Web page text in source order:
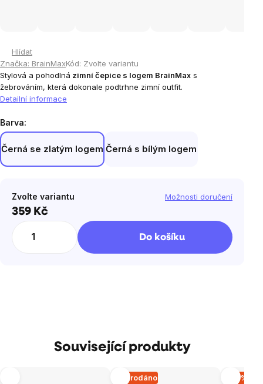
Hlídat
Značka: BrainMaxKód: Zvolte variantu
Stylová a pohodlná zimní čepice s logem BrainMax s
žebrováním, která dokonale podtrhne zimní outfit.
Detailní informace
Barva:
Černá se zlatým logem Černá s bílým logem
Zvolte variantu Možnosti doručení
359 Kč
Do košíku
Související produkty
Vyprodáno
–10 %